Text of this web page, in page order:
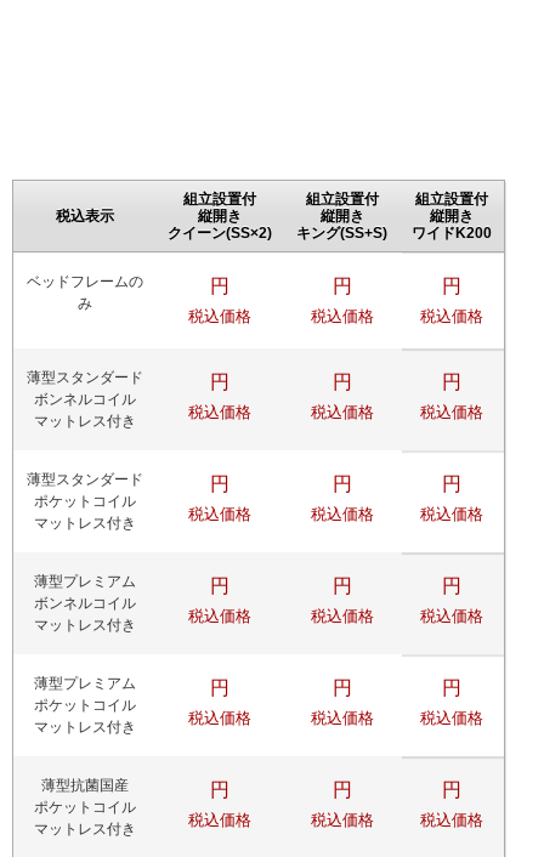
税込表示
組立設置付
縦開き
クイーン(SS×2)
組立設置付
縦開き
キング(SS+S)
組立設置付
縦開き
ワイドK200
ベッドフレームの
み
円
税込価格
円
税込価格
円
税込価格
薄型スタンダード
ボンネルコイル
マットレス付き
円
税込価格
円
税込価格
円
税込価格
薄型スタンダード
ポケットコイル
マットレス付き
円
税込価格
円
税込価格
円
税込価格
薄型プレミアム
ボンネルコイル
マットレス付き
円
税込価格
円
税込価格
円
税込価格
薄型プレミアム
ポケットコイル
マットレス付き
円
税込価格
円
税込価格
円
税込価格
薄型抗菌国産
ポケットコイル
マットレス付き
円
税込価格
円
税込価格
円
税込価格